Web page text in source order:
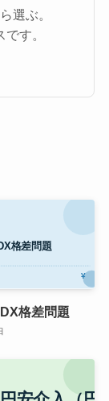
選ぶ。
す。
格差問題